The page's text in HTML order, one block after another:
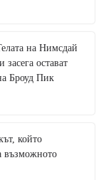
на Нимсдай
остават
Броуд Пик
който
възможното